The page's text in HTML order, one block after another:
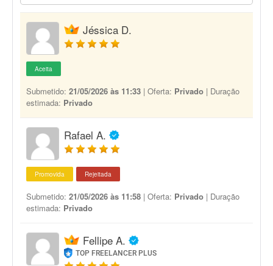
Jéssica D.
Aceita
Submetido: 21/05/2026 às 11:33 | Oferta: Privado | Duração
estimada: Privado
Rafael A.
Promovida Rejeitada
Submetido: 21/05/2026 às 11:58 | Oferta: Privado | Duração
estimada: Privado
Fellipe A.
TOP FREELANCER PLUS